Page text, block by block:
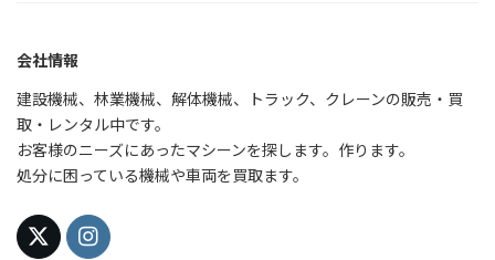
会社情報
建設機械、林業機械、解体機械、トラック、クレーンの販売・買
取・レンタル中です。
お客様のニーズにあったマシーンを探します。作ります。
処分に困っている機械や車両を買取ます。